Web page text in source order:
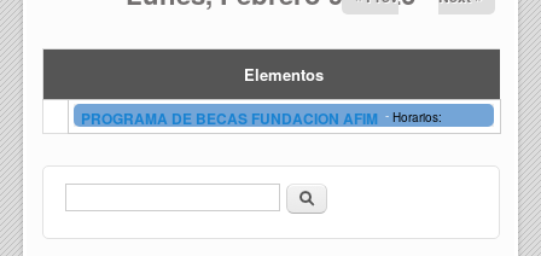
Elementos
PROGRAMA DE BECAS FUNDACION AFIM - Horarios:
Formulario de búsqueda
Buscar